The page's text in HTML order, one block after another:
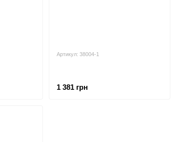
Артикул: 38004-1
1 381 грн